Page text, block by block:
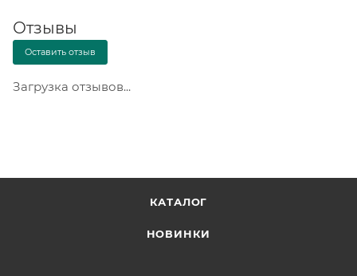
Отзывы
Оставить отзыв
Загрузка отзывов...
КАТАЛОГ
НОВИНКИ